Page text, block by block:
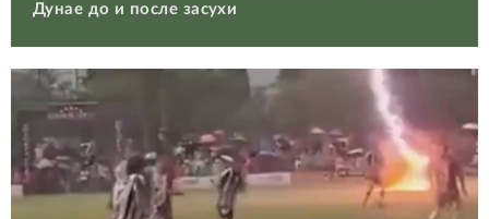
Дунае до и после засухи